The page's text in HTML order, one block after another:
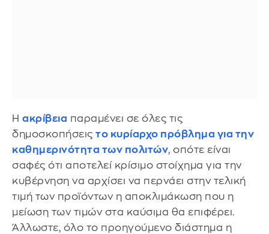
Η ακρίβεια παραμένει σε όλες τις
δημοσκοπήσεις το κυρίαρχο πρόβλημα για την
καθημερινότητα των πολιτών, οπότε είναι
σαφές ότι αποτελεί κρίσιμο στοίχημα για την
κυβέρνηση να αρχίσει να περνάει στην τελική
τιμή των προϊόντων η αποκλιμάκωση που η
μείωση των τιμών στα καύσιμα θα επιφέρει.
Άλλωστε, όλο το προηγούμενο διάστημα η